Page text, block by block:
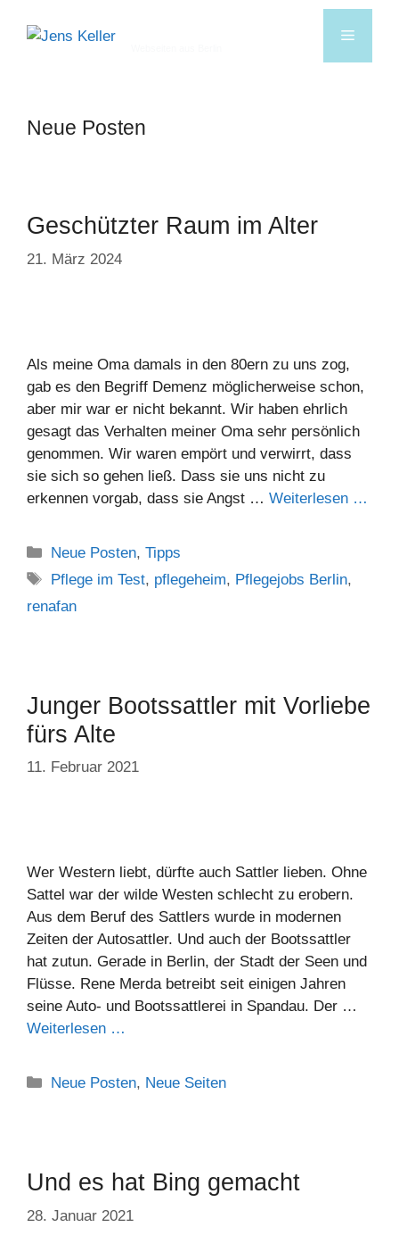
Neue Posten
Geschützter Raum im Alter
21. März 2024
Als meine Oma damals in den 80ern zu uns zog,
gab es den Begriff Demenz möglicherweise schon,
aber mir war er nicht bekannt. Wir haben ehrlich
gesagt das Verhalten meiner Oma sehr persönlich
genommen. Wir waren empört und verwirrt, dass
sie sich so gehen ließ. Dass sie uns nicht zu
erkennen vorgab, dass sie Angst … Weiterlesen …
Neue Posten,Tipps
Pflege im Test, pflegeheim, Pflegejobs Berlin,
renafan
Junger Bootssattler mit Vorliebe
fürs Alte
11. Februar 2021
Wer Western liebt, dürfte auch Sattler lieben. Ohne
Sattel war der wilde Westen schlecht zu erobern.
Aus dem Beruf des Sattlers wurde in modernen
Zeiten der Autosattler. Und auch der Bootssattler
hat zutun. Gerade in Berlin, der Stadt der Seen und
Flüsse. Rene Merda betreibt seit einigen Jahren
seine Auto- und Bootssattlerei in Spandau. Der …
Weiterlesen …
Neue Posten, Neue Seiten
Und es hat Bing gemacht
28. Januar 2021